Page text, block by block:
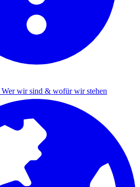
Wer wir sind & wofür wir stehen